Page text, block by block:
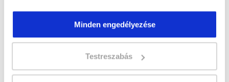
Minden engedélyezése
Testreszabás
egyösszegű befizetés esetén + minden
hallgatónk részére ajándék Pénztárgép helyes
kezelése tanfolyam 49.990 Ft értékben!
60 000 Ft